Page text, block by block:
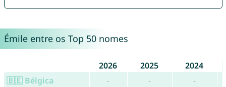
Émile entre os Top 50 nomes
2026 2025
2024
🇧🇪 Bélgica
- -
-